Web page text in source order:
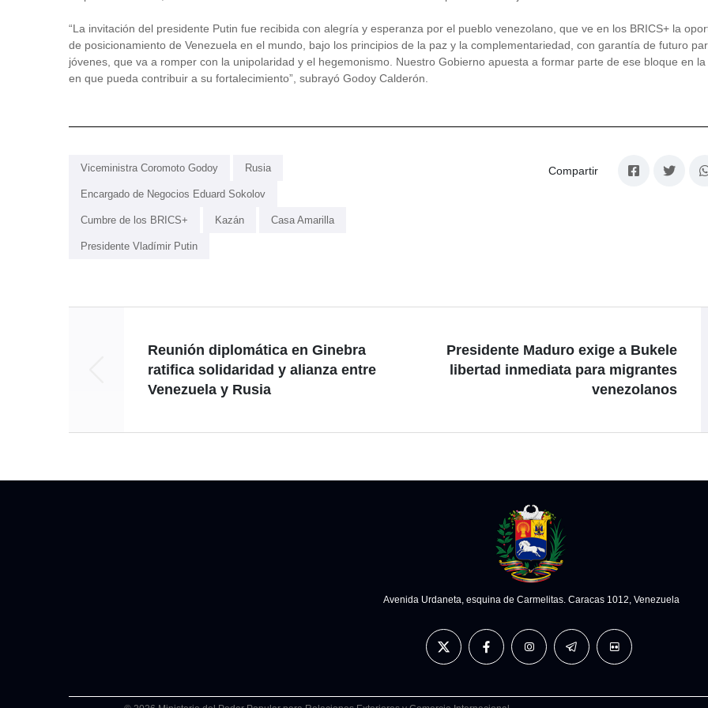
“La invitación del presidente Putin fue recibida con alegría y esperanza por el pueblo venezolano, que ve en los BRICS+ la
de posicionamiento de Venezuela en el mundo, bajo los principios de la paz y la complementariedad, con garantía de futuro
jóvenes, que va a romper con la unipolaridad y el hegemonismo. Nuestro Gobierno apuesta a formar parte de ese bloque en la
en que pueda contribuir a su fortalecimiento”, subrayó Godoy Calderón.
Viceministra Coromoto Godoy Rusia
Encargado de Negocios Eduard Sokolov
Cumbre de los BRICS+ Kazán Casa Amarilla
Presidente Vladímir Putin
Compartir
Reunión diplomática en Ginebra
ratifica solidaridad y alianza entre
Venezuela y Rusia
Presidente Maduro exige a Bukele
libertad inmediata para migrantes
venezolanos
Avenida Urdaneta, esquina de Carmelitas. Caracas 1012, Venezuela